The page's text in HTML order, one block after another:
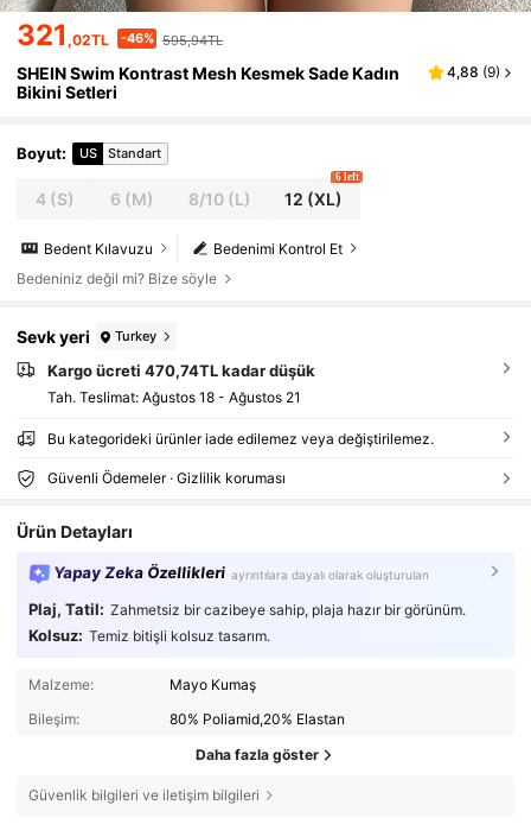
321 ,02TL -46% 595,94TL
SHEIN Swim Kontrast Mesh Kesmek Sade Kadın
Bikini Setleri
4,88 (9)
Boyut: US Standart
4 (S) 6 (M) 8/10(L) 12 (XL)
6 left
Bedenimi Kontrol Et
Bedent Kılavuzu
Bedeniniz değil mi? Bize söyle
Sevk yeri Turkey
Kargo ücreti 470,74TL kadar düşük
Tah. Teslimat: Ağustos 18 - Ağustos 21
Bu kategorideki ürünler iade edilemez veya değiştirilemez.
Güvenli Ödemeler · Gizlilik koruması
Ürün Detayları
Yapay Zeka Özellikleri ayrıntılara dayalı olarak oluşturulan
Plaj, Tatil: Zahmetsiz bir cazibeye sahip, plaja hazır bir görünüm.
Kolsuz: Temiz bitişli kolsuz tasarım.
Malzeme:
Mayo Kumaş
Bileşim:
80% Poliamid,20% Elastan
Daha fazla göster
Güvenlik bilgileri ve iletişim bilgileri